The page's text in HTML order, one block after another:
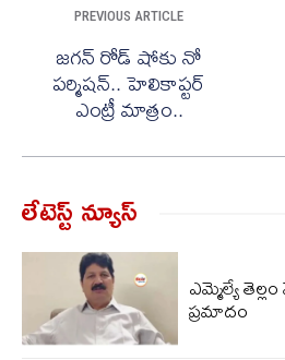
PREVIOUS ARTICLE
జగన్ రోడ్ షోకు నో
పర్మిషన్.. హెలికాప్టర్‌
ఎంట్రీ మాత్రం..
లేటెస్ట్ న్యూస్‌
ఎమ్మెల్యే
ప్రమాదం